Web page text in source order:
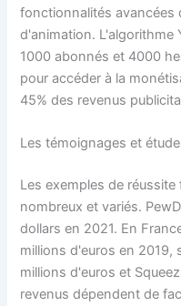
fonctionnalités avancées
d'animation. L'algorithme
1000 abonnés et 4000
pour accéder à la
45% des revenus
Les témoignages et
Les exemples de
nombreux et variés.
dollars en 2021. En
millions d'euros en 2019,
millions d'euros et
revenus dépendent de